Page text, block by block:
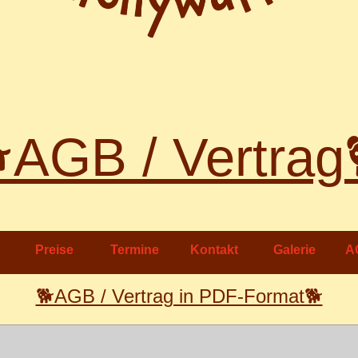
/ Vertrag
Preise Termine Kontakt Galerie
🐕AGB / Vertrag in PDF-Format🐕